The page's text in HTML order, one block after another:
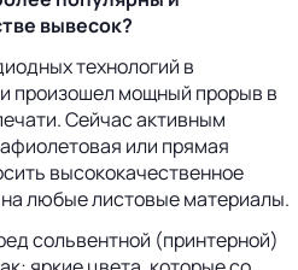
вывесок?
технологий в
произошел мощный прорыв в
Сейчас активным
или прямая
высококачественное
любые листовые материалы.
сольвентной (принтерной)